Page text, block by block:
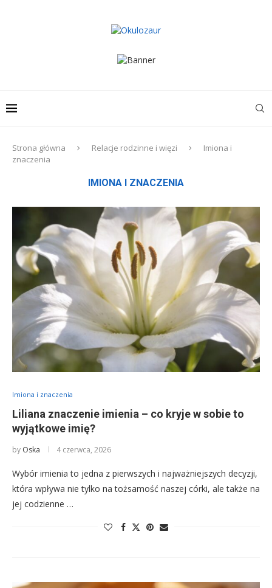
Strona główna Relacje rodzinne i więzi
Imiona i
znaczenia
IMIONA I ZNACZENIA
Imiona i znaczenia
Liliana znaczenie imienia – co kryje w sobie to
wyjątkowe imię?
by Oska 4 czerwca, 2026
Wybór imienia to jedna z pierwszych i najważniejszych decyzji,
która wpływa nie tylko na tożsamość naszej córki, ale także na
jej codzienne …